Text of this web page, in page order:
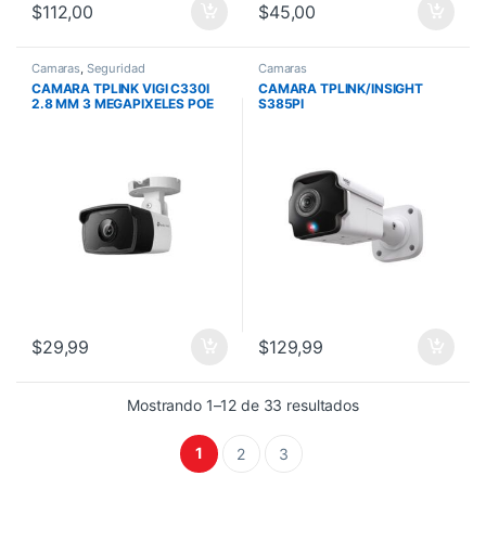
$112,00 $45,00
Camaras, Seguridad
CAMARA TPLINK VIGI C330I
2.8 MM 3 MEGAPIXELES POE
$29,99
Camaras
CAMARA TPLINK/INSIGHT
S385PI
$129,99
Mostrando 1–12 de 33 resultados
1 2 3